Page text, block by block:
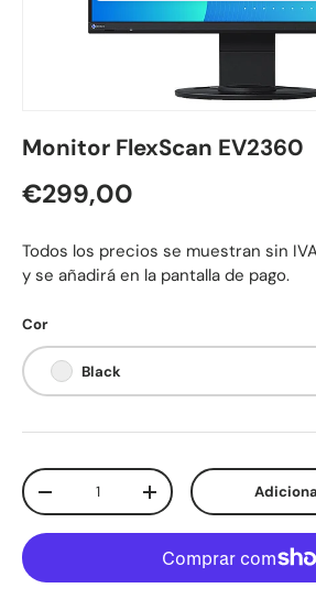
Monitor FlexScan EV2360
Preço normal
€299,00
Todos los precios se muestran sin
y se añadirá en la pantalla de pago.
Cor
Black
Qtd.
Diminuir quantidadeAumente a quantidade